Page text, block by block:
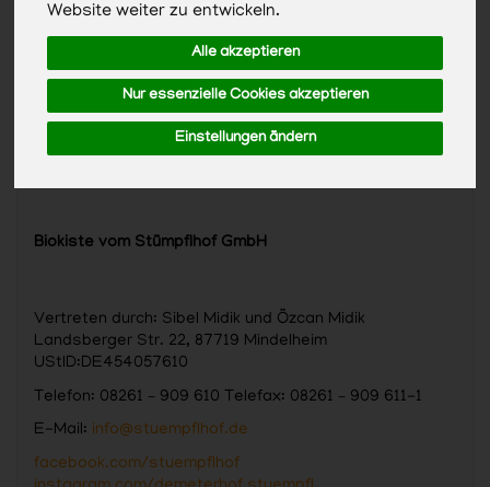
Website weiter zu entwickeln.
Alle akzeptieren
Nur essenzielle Cookies akzeptieren
Einstellungen ändern
Biokiste vom Stümpflhof GmbH
Vertreten durch: Sibel Midik und Özcan Midik
Landsberger Str. 22, 87719 Mindelheim
UStID:DE454057610
Telefon: 08261 – 909 610 Telefax: 08261 – 909 611-1
E-Mail: info@stuempflhof.de
facebook.com/stuempflhof